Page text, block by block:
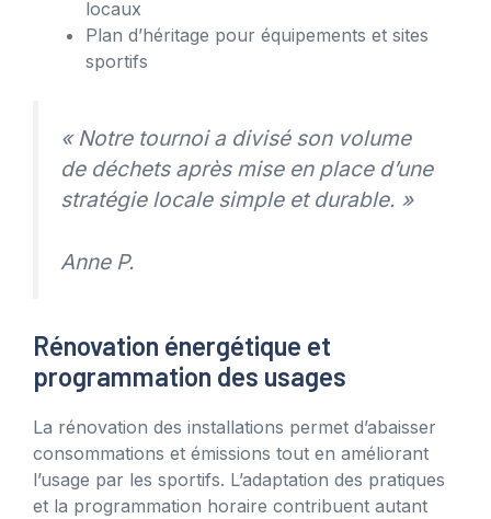
locaux
Plan d’héritage pour équipements et sites
sportifs
« Notre tournoi a divisé son volume
de déchets après mise en place d’une
stratégie locale simple et durable. »
Anne P.
Rénovation énergétique et
programmation des usages
La rénovation des installations permet d’abaisser
consommations et émissions tout en améliorant
l’usage par les sportifs. L’adaptation des pratiques
et la programmation horaire contribuent autant